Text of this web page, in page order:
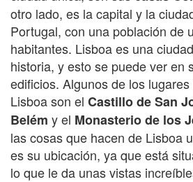
otro lado, es la capital y la
Portugal, con una población de
habitantes. Lisboa es una
historia, y esto se puede ver en
edificios. Algunos de los
Lisboa son el Castillo de San
Belém y el Monasterio de los
las cosas que hacen de Lisboa
es su ubicación, ya que está
lo que le da unas vistas